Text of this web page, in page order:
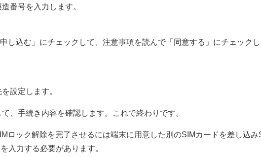
番号を入力します。
し込む」にチェックして、注意事項を読んで「同意する」にチェックし
設定します。
て、手続き内容を確認します。これで終わりです。
ロック解除を完了させるには端末に用意した別のSIMカードを差し込み
入力する必要があります。